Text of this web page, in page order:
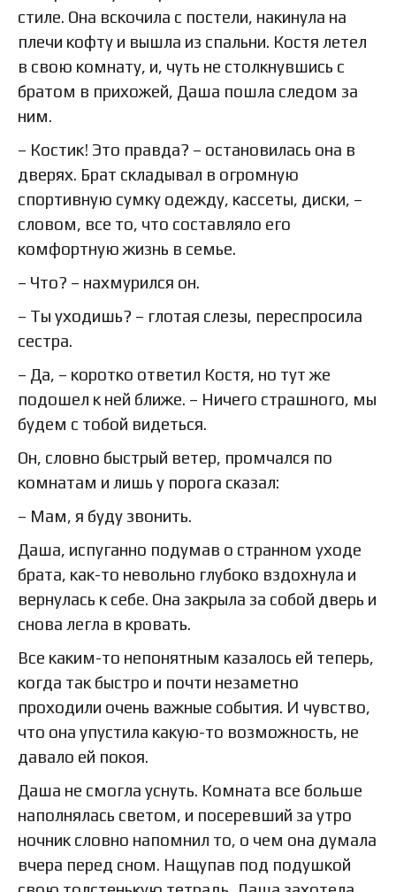
стиле. Она вскочила с постели, накинула на
плечи кофту и вышла из спальни. Костя летел
в свою комнату, и, чуть не столкнувшись с
братом в прихожей, Даша пошла следом за
ним.
– Костик! Это правда? – остановилась она в
дверях. Брат складывал в огромную
спортивную сумку одежду, кассеты, диски, –
словом, все то, что составляло его
комфортную жизнь в семье.
– Что? – нахмурился он.
– Ты уходишь? – глотая слезы, переспросила
сестра.
– Да, – коротко ответил Костя, но тут же
подошел к ней ближе. – Ничего страшного, мы
будем с тобой видеться.
Он, словно быстрый ветер, промчался по
комнатам и лишь у порога сказал:
– Мам, я буду звонить.
Даша, испуганно подумав о странном уходе
брата, как-то невольно глубоко вздохнула и
вернулась к себе. Она закрыла за собой дверь и
снова легла в кровать.
Все каким-то непонятным казалось ей теперь,
когда так быстро и почти незаметно
проходили очень важные события. И чувство,
что она упустила какую-то возможность, не
давало ей покоя.
Даша не смогла уснуть. Комната все больше
наполнялась светом, и посеревший за утро
ночник словно напомнил то, о чем она думала
вчера перед сном. Нащупав под подушкой